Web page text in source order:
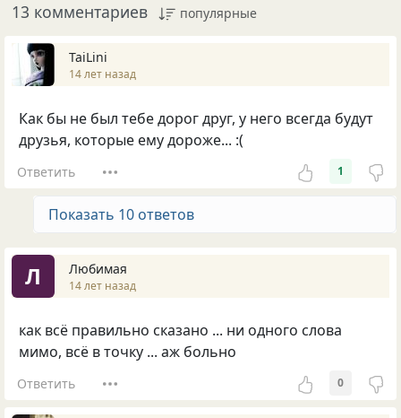
13 комментариев популярные
TaiLini
14 лет назад
Как бы не был тебе дорог друг, у него всегда будут
друзья, которые ему дороже... :(
Ответить 1
Показать 10 ответов
Л Любимая
14 лет назад
как всё правильно сказано ... ни одного слова
мимо, всё в точку ... аж больно
Ответить 0